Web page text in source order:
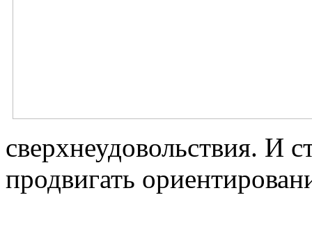
сверхнеудовольствия. И
продвигать